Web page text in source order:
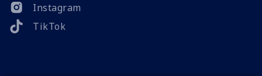
Instagram
TikTok